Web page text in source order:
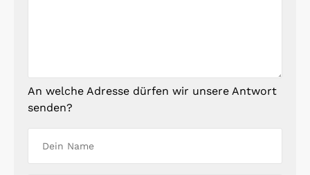
An welche Adresse dürfen wir unsere Antwort
senden?